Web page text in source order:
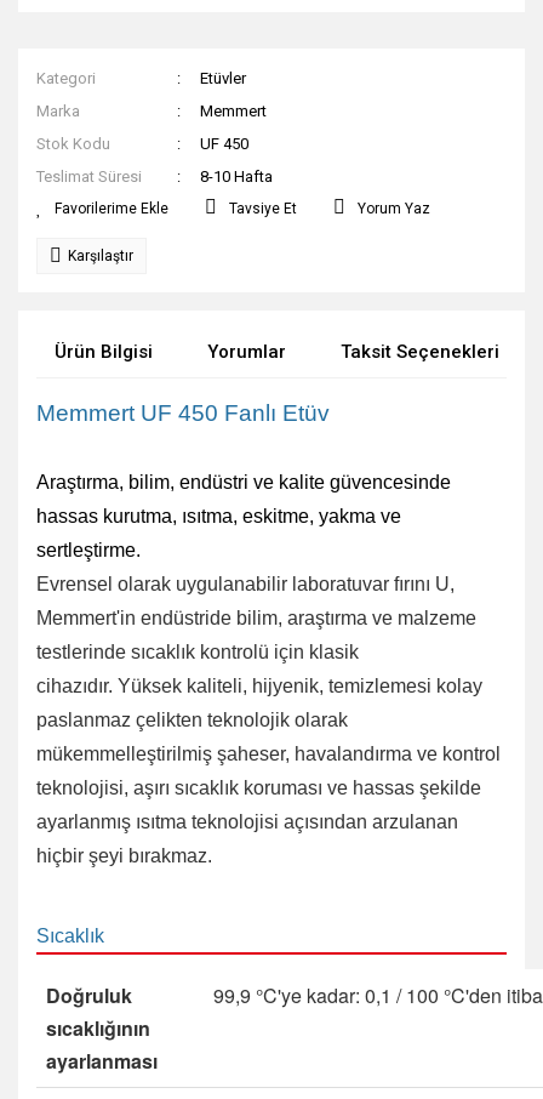
Kategori
Etüvler
Marka
Memmert
Stok Kodu
UF 450
Teslimat Süresi
8-10 Hafta
Tavsiye Et Yorum Yaz
Karşılaştır
Ürün Bilgisi Yorumlar Taksit Seçenekleri
Memmert UF 450 Fanlı Etüv
Araştırma, bilim, endüstri ve kalite güvencesinde
hassas kurutma, ısıtma, eskitme, yakma ve
sertleştirme.
Evrensel olarak uygulanabilir laboratuvar fırını U,
Memmert'in endüstride bilim, araştırma ve malzeme
testlerinde sıcaklık kontrolü için klasik
cihazıdır. Yüksek kaliteli, hijyenik, temizlemesi kolay
paslanmaz çelikten teknolojik olarak
mükemmelleştirilmiş şaheser, havalandırma ve kontrol
teknolojisi, aşırı sıcaklık koruması ve hassas şekilde
ayarlanmış ısıtma teknolojisi açısından arzulanan
hiçbir şeyi bırakmaz.
Sıcaklık
Doğruluk
sıcaklığının
ayarlanması
99,9 °C'ye kadar: 0,1 / 100 °C'den